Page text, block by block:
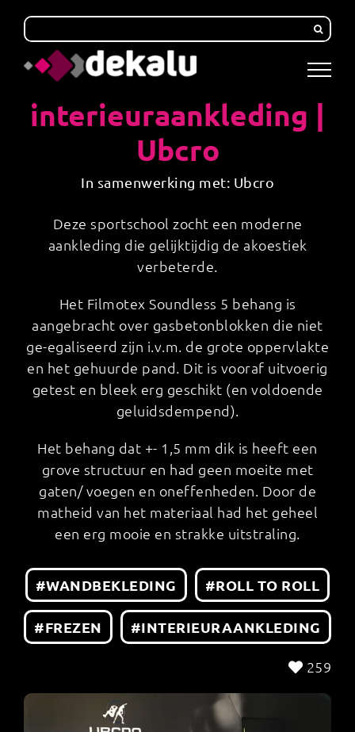
content
interieuraankleding |
Ubcro
In samenwerking met: Ubcro
Deze sportschool zocht een moderne
aankleding die gelijktijdig de akoestiek
verbeterde.
Het Filmotex Soundless 5 behang is
aangebracht over gasbetonblokken die niet
ge-egaliseerd zijn i.v.m. de grote oppervlakte
en het gehuurde pand. Dit is vooraf uitvoerig
getest en bleek erg geschikt (en voldoende
geluidsdempend).
Het behang dat +- 1,5 mm dik is heeft een
grove structuur en had geen moeite met
gaten/ voegen en oneffenheden. Door de
matheid van het materiaal had het geheel
een erg mooie en strakke uitstraling.
#WANDBEKLEDING #ROLL TO ROLL
#FREZEN #INTERIEURAANKLEDING
259